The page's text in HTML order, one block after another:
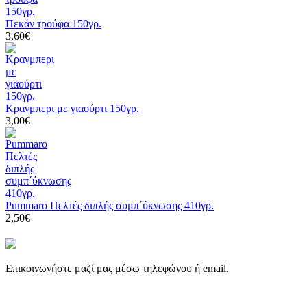
Πεκάν τρούφα 150γρ.
3,60€
Κρανμπερι με γιαούρτι 150γρ.
3,00€
Pummaro Πελτές διπλής συμπ΄ύκνωσης 410γρ.
2,50€
Επικοινωνήστε μαζί μας μέσω τηλεφώνου ή email.